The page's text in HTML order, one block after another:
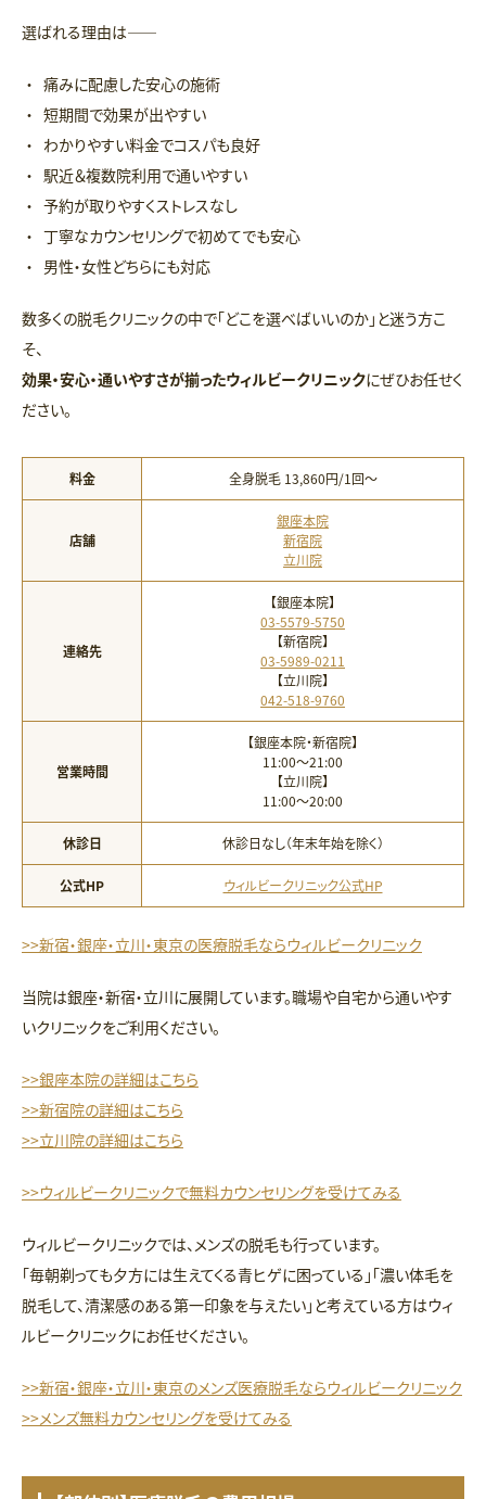
選ばれる理由は――
痛みに配慮した安心の施術
短期間で効果が出やすい
わかりやすい料金でコスパも良好
駅近＆複数院利用で通いやすい
予約が取りやすくストレスなし
丁寧なカウンセリングで初めてでも安心
男性・女性どちらにも対応
数多くの脱毛クリニックの中で「どこを選べばいいのか」と迷う方こ
そ、
効果・安心・通いやすさが揃ったウィルビークリニックにぜひお任せく
ださい。
料金 全身脱毛 13,860円/1回〜
店舗
銀座本院
新宿院
立川院
連絡先
【銀座本院】
03-5579-5750
【新宿院】
03-5989-0211
【立川院】
042-518-9760
営業時間
【銀座本院・新宿院】
11:00〜21:00
【立川院】
11:00〜20:00
休診日 休診日なし（年末年始を除く）
公式HP ウィルビークリニック公式HP
>>新宿・銀座・立川・東京の医療脱毛ならウィルビークリニック
当院は銀座・新宿・立川に展開しています。職場や自宅から通いやす
いクリニックをご利用ください。
>>銀座本院の詳細はこちら
>>新宿院の詳細はこちら
>>立川院の詳細はこちら
>>ウィルビークリニックで無料カウンセリングを受けてみる
ウィルビークリニックでは、メンズの脱毛も行っています。
「毎朝剃っても夕方には生えてくる青ヒゲに困っている」「濃い体毛を
脱毛して、清潔感のある第一印象を与えたい」と考えている方はウィ
ルビークリニックにお任せください。
>>新宿・銀座・立川・東京のメンズ医療脱毛ならウィルビークリニック
>>メンズ無料カウンセリングを受けてみる